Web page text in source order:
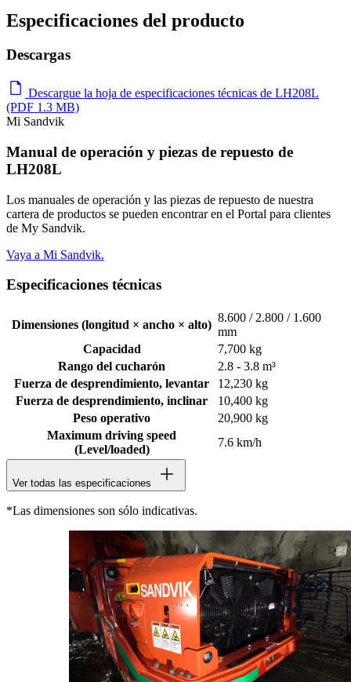
Especificaciones del producto
Descargas
Descargue la hoja de especificaciones técnicas de LH208L
(PDF 1.3 MB)
Mi Sandvik
Manual de operación y piezas de repuesto de
LH208L
Los manuales de operación y las piezas de repuesto de nuestra
cartera de productos se pueden encontrar en el Portal para clientes
de My Sandvik.
Vaya a Mi Sandvik.
Especificaciones técnicas
Dimensiones (longitud × ancho × alto)
8.600 / 2.800 / 1.600
mm
Capacidad
7,700 kg
Rango del cucharón
2.8 - 3.8 m³
Fuerza de desprendimiento, levantar
12,230 kg
Fuerza de desprendimiento, inclinar
10,400 kg
Peso operativo
20,900 kg
Maximum driving speed
(Level/loaded)
7.6 km/h
Ver todas las especificaciones
*Las dimensiones son sólo indicativas.